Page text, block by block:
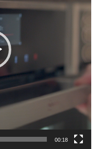
00:18